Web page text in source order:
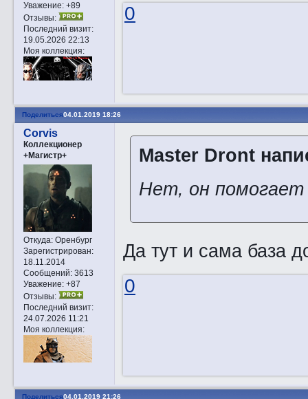
Уважение: +89
Отзывы:
Последний визит:
19.05.2026 22:13
Моя коллекция:
0
Поделиться04.01.2019 18:26
Corvis
Коллекционер
+Магистр+
Откуда:Оренбург
Зарегистрирован:
18.11.2014
Сообщений:3613
Уважение: +87
Отзывы:
Последний визит:
24.07.2026 11:21
Моя коллекция:
Master Dront
Нет, он помогает
Да тут и сама база
0
Поделиться04.01.2019 21:26